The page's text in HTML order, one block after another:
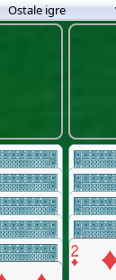
Ostale igre